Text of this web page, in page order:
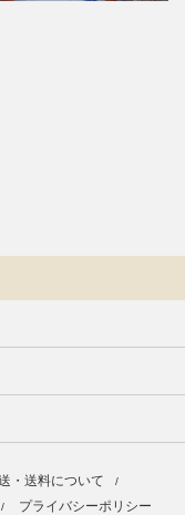
・送料について /
/ プライバシーポリシー